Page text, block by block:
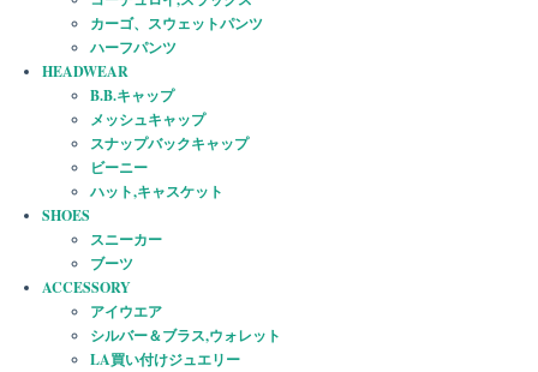
カーゴ、スウェットパンツ
ハーフパンツ
HEADWEAR
B.B.キャップ
メッシュキャップ
スナップバックキャップ
ビーニー
ハット,キャスケット
SHOES
スニーカー
ブーツ
ACCESSORY
アイウエア
シルバー＆ブラス,ウォレット
LA買い付けジュエリー